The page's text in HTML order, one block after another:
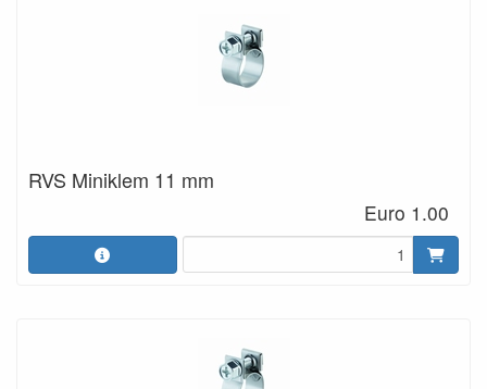
RVS Miniklem 11 mm
Euro 1.00